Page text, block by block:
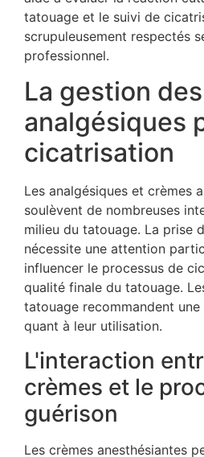
tatouage et le suivi de
scrupuleusement respectés
professionnel.
La gestion des
analgésiques
cicatrisation
Les analgésiques et crèmes
soulèvent de nombreuses
milieu du tatouage. La prise
nécessite une attention
influencer le processus de
qualité finale du tatouage.
tatouage recommandent
quant à leur utilisation.
L'interaction
crèmes et le
guérison
Les crèmes anesthésiantes